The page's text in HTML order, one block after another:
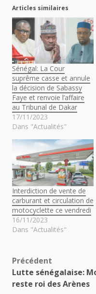
Articles similaires
Sénégal: La Cour
suprême casse et annule
la décision de Sabassy
Faye et renvoie l’affaire
au Tribunal de Dakar
17/11/2023
Dans "Actualités"
Interdiction de vente de
carburant et circulation de
motocyclette ce vendredi
16/11/2023
Dans "Actualités"
Navigation
d’article
Précédent
Lutte sénégalaise:
reste roi des Arènes